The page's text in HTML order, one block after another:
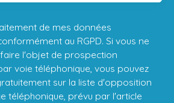
de mes données
au RGPD. Si vous ne
l'objet de prospection
voie téléphonique, vous pouvez
sur la liste d'opposition
téléphonique, prévu par l'article